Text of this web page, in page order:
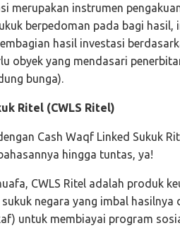
merupakan instrumen
berpedoman pada bagi hasil,
hasil investasi
obyek yang mendasari
bunga).
Ritel (CWLS Ritel)
Cash Waqf Linked Sukuk
hingga tuntas, ya!
CWLS Ritel adalah produk
negara yang imbal hasilnya
untuk membiayai program